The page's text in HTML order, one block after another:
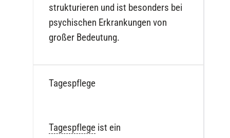
strukturieren und ist besonders bei
psychischen Erkrankungen von
großer Bedeutung.
Tagespflege
Tagespflege ist ein